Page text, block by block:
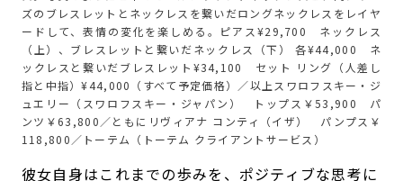
ズのブレスレットとネックレスを繋いだロングネックレスをレイヤ
ードして、表情の変化を楽しめる。ピアス¥29,700 ネックレス
（上）、ブレスレットと繋いだネックレス（下） 各¥44,000 ネ
ックレスと繋いだブレスレット¥34,100 セット リング（人差し
指と中指）¥44,000（すべて予定価格）／以上スワロフスキー・ジ
ュエリー（スワロフスキー・ジャパン） トップス￥53,900 パ
ンツ￥63,800／ともにリヴィアナ コンティ（イザ） パンプス￥
118,800／トーテム（トーテム クライアントサービス）
彼女自身はこれまでの歩みを、ポジティブな思考に